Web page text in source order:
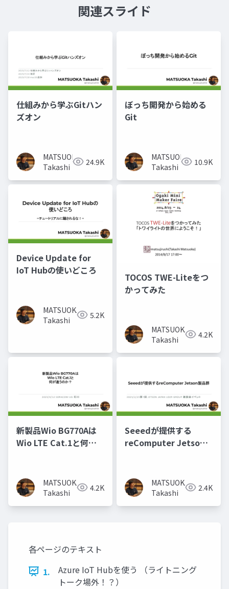
関連スライド
仕組みから学ぶGitハン
ズオン
MATSUOKA
Takashi
24.9K
ぼっち開発から始める
Git
MATSUOKA
Takashi
10.9K
Device Update for
IoT Hubの使いどころ
MATSUOKA
Takashi
5.2K
TOCOS TWE-Liteをつ
かってみた
MATSUOKA
Takashi
4.2K
新製品Wio BG770Aは
Wio LTE Cat.1と何が
MATSUOKA
Takashi
4.2K
Seeedが提供する
reComputer Jetson
MATSUOKA
Takashi
2.4K
各ページのテキスト
1.
Azure IoT Hubを使う （ライトニング
トーク場外！？）